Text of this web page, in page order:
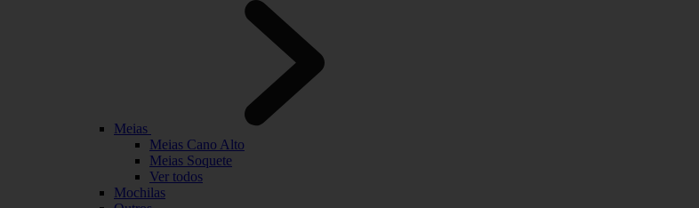
Meias
Meias Cano Alto
Meias Soquete
Ver todos
Mochilas